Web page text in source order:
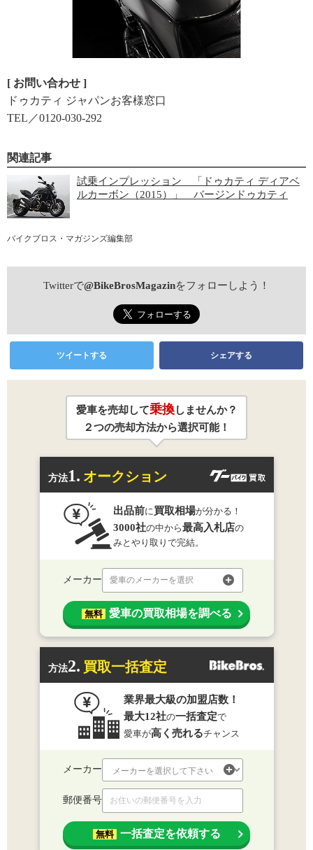
[ お問い合わせ ]
ドゥカティ ジャパンお客様窓口
TEL／0120-030-292
関連記事
試乗インプレッション 「ドゥカティ ディアベ
ルカーボン（2015）」 バージンドゥカティ
バイクブロス・マガジンズ編集部
Twitterで@BikeBrosMagazinをフォローしよう！
ツイートする シェアする
愛車を売却して乗換しませんか？
２つの売却方法から選択可能！
方法1. オークション
出品前に 買取相場が分かる！
3000社の中から最高入札店の
みとやり取りで完結。
メーカー 愛車のメーカーを選択
無料 愛車の買取相場を調べる
方法2. 買取一括査定
業界最大級の加盟店数！
最大12社の一括査定で
愛車が高く売れるチャンス
メーカー
郵便番号
無料 一括査定を依頼する